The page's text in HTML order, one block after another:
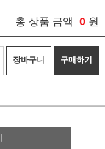
총 상품 금액 0 원
장바구니 구매하기